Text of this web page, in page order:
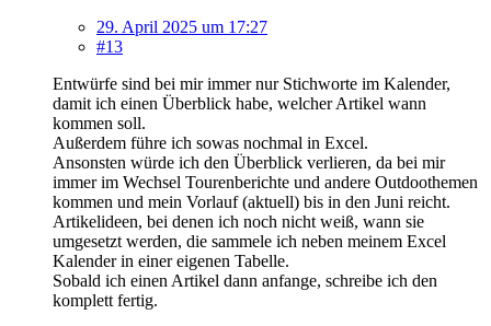
29. April 2025 um 17:27
#13
Entwürfe sind bei mir immer nur Stichworte im Kalender,
damit ich einen Überblick habe, welcher Artikel wann
kommen soll.
Außerdem führe ich sowas nochmal in Excel.
Ansonsten würde ich den Überblick verlieren, da bei mir
immer im Wechsel Tourenberichte und andere Outdoothemen
kommen und mein Vorlauf (aktuell) bis in den Juni reicht.
Artikelideen, bei denen ich noch nicht weiß, wann sie
umgesetzt werden, die sammele ich neben meinem Excel
Kalender in einer eigenen Tabelle.
Sobald ich einen Artikel dann anfange, schreibe ich den
komplett fertig.